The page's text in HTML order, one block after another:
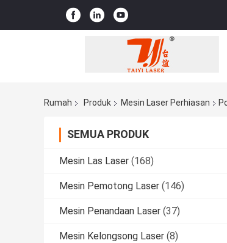
Rumah Produk Mesin Laser Perhiasan
SEMUA PRODUK
Mesin Las Laser (168)
Mesin Pemotong Laser (146)
Mesin Penandaan Laser (37)
Mesin Kelongsong Laser (8)